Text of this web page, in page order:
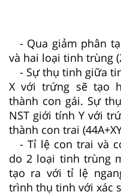
- Qua giảm phân
và hai loại tinh trùng
- Sự thụ tinh giữa
X với trứng sẽ tạo
thành con gái. Sự
NST giới tính Y với
thành con trai
- Tỉ lệ con trai và
do 2 loại tinh trùng
tạo ra với tỉ lệ
trình thụ tinh với xác